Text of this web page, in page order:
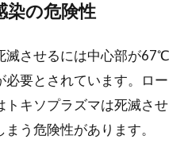
染の危険性
滅させるには中心部が67℃
要とされています。ロー
トキソプラズマは死滅させ
う危険性があります。